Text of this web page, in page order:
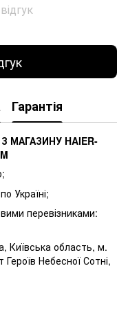
Гарантія
МАГАЗИНУ HAIER-
Україні;
перевізниками:
Київська область, м.
Небесної Сотні,